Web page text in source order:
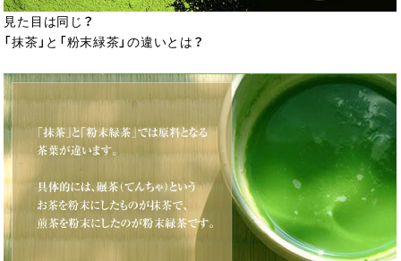
見た目は同じ？
「抹茶」と「粉末緑茶」の違いとは？